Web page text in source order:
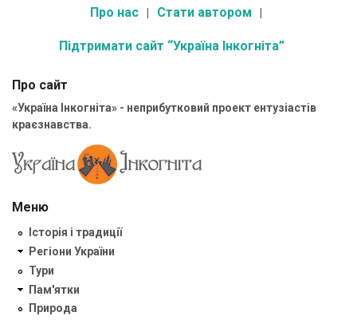
Про нас Стати автором
Підтримати сайт “Україна Інкогніта”
Про сайт
«Україна Інкогніта» - неприбутковий проект ентузіастів
краєзнавства.
Меню
Історія і традиції
Регіони України
Тури
Пам'ятки
Природа